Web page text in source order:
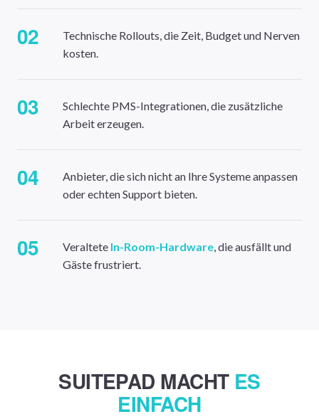
02
Technische Rollouts, die Zeit, Budget und Nerven
kosten.
03
Schlechte PMS-Integrationen, die zusätzliche
Arbeit erzeugen.
04
Anbieter, die sich nicht an Ihre Systeme anpassen
oder echten Support bieten.
05 Veraltete In-Room-Hardware, die ausfällt und
Gäste frustriert.
SUITEPAD MACHT ES
EINFACH